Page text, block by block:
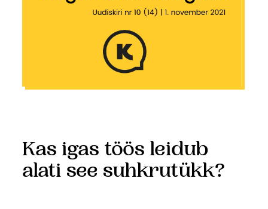
Kas igas töös leidub
alati see suhkrutükk?